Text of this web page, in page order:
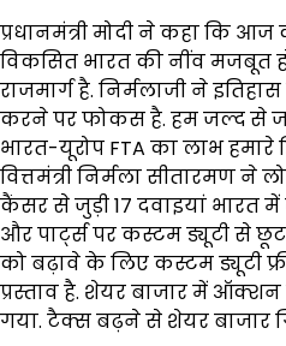
प्रधानमंत्री मोदी ने कहा कि
विकसित भारत की नींव मजबूत
राजमार्ग है. निर्मलाजी ने
करने पर फोकस है. हम जल्द से
भारत-यूरोप FTA का लाभ
वित्तमंत्री निर्मला सीतारमण
कैंसर से जुड़ी 17 दवाइयां भारत
और पार्ट्स पर कस्टम ड्यूटी से
को बढ़ावे के लिए कस्टम ड्यूटी
प्रस्ताव है. शेयर बाजार में ऑक्शन
गया. टैक्स बढ़ने से शेयर बाजार